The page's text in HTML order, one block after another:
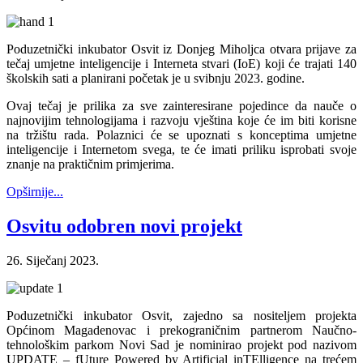
Poduzetnički inkubator Osvit iz Donjeg Miholjca otvara prijave za
tečaj umjetne inteligencije i Interneta stvari (IoE) koji će trajati 140
školskih sati a planirani početak je u svibnju 2023. godine.
Ovaj tečaj je prilika za sve zainteresirane pojedince da nauče o
najnovijim tehnologijama i razvoju vještina koje će im biti korisne
na tržištu rada. Polaznici će se upoznati s konceptima umjetne
inteligencije i Internetom svega, te će imati priliku isprobati svoje
znanje na praktičnim primjerima.
Opširnije...
Osvitu odobren novi projekt
26. Siječanj 2023.
Poduzetnički inkubator Osvit, zajedno sa nositeljem projekta
Općinom Magadenovac i prekograničnim partnerom Naučno-
tehnološkim parkom Novi Sad je nominirao projekt pod nazivom
UPDATE – fUture Powered by Artificial inTElligence na trećem